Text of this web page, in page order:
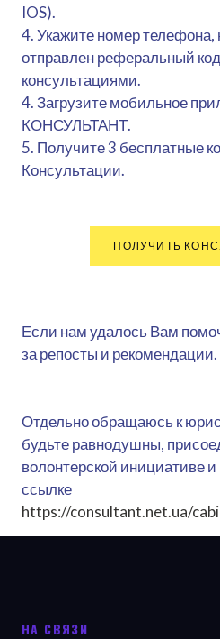
IOS).
4. Укажите номер телефона,
отправлен реферальный
консультациями.
4. Загрузите мобильное
КОНСУЛЬТАНТ.
5. Получите 3 бесплатные
Консультации.
ПОЛУЧИТЬ
Если нам удалось Вам
за репосты и рекомендации.
Отдельно обращаюсь к
будьте равнодушны,
волонтерской инициативе
ссылке
https://consultant.net.ua/
НА СВЯЗИ